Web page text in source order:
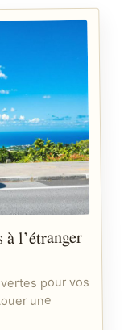
l’étranger
pour vos
une